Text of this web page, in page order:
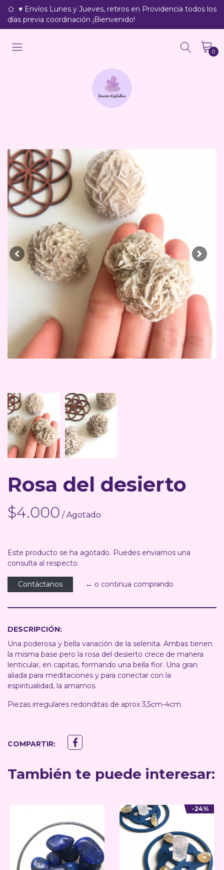
♥ Envíos Lunes y Jueves, retiros en Providencia todos los
días previa coordinación ¡Bienvenido!
0
Previous Next
Rosa del desierto
$4.000 / Agotado
Este producto se ha agotado. Puedes enviarnos una
consulta al respecto.
Contáctanos ← o continua comprando
DESCRIPCIÓN:
Una poderosa y bella variación de la selenita. Ambas tienen
la misma base pero la rosa del desierto crece de manera
lenticular, en capitas, formando una bella flor. Una gran
aliada para meditaciones y para conectar con la
espiritualidad, la amamos.
Piezas irregulares redonditas de aprox 3,5cm-4cm.
COMPARTIR:
También te puede interesar:
-24%